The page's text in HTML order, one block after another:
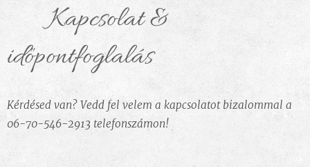
💬 Kapcsolat &
időpontfoglalás
Kérdésed van? Vedd fel velem a kapcsolatot bizalommal a
06-70-546-2913 telefonszámon!